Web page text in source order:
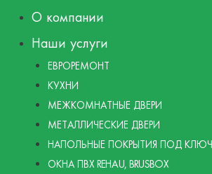
О компании
Наши услуги
ЕВРОРЕМОНТ
КУХНИ
МЕЖКОМНАТНЫЕ ДВЕРИ
МЕТАЛЛИЧЕСКИЕ ДВЕРИ
НАПОЛЬНЫЕ ПОКРЫТИЯ ПОД КЛЮЧ
ОКНА ПВХ REHAU, BRUSBOX